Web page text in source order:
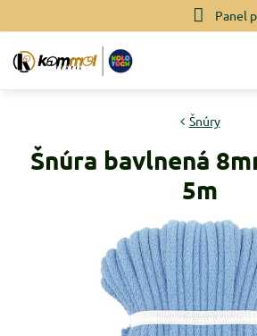
Panel
Šnúry
Šnúra bavlnená
5m